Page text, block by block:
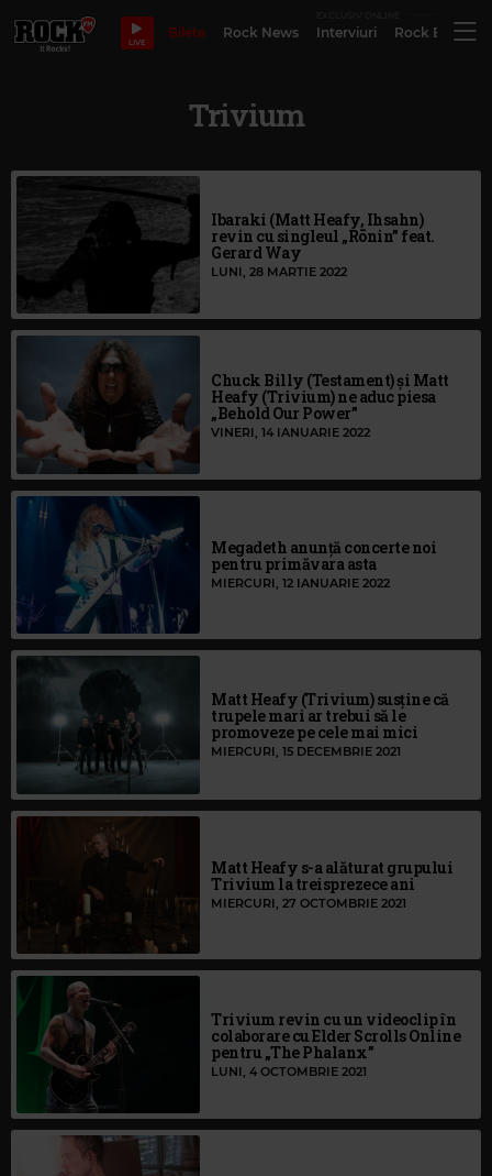
LIVE
Bilete Rock News Interviuri Rock
Trivium
Ibaraki (Matt Heafy, Ihsahn)
revin cu singleul „Rōnin” feat.
Gerard Way
LUNI, 28 MARTIE 2022
Chuck Billy (Testament) și Matt
Heafy (Trivium) ne aduc piesa
„Behold Our Power”
VINERI, 14 IANUARIE 2022
Megadeth anunță concerte noi
pentru primăvara asta
MIERCURI, 12 IANUARIE 2022
Matt Heafy (Trivium) susține că
trupele mari ar trebui să le
promoveze pe cele mai mici
MIERCURI, 15 DECEMBRIE 2021
Matt Heafy s-a alăturat grupului
Trivium la treisprezece ani
MIERCURI, 27 OCTOMBRIE 2021
Trivium revin cu un videoclip în
colaborare cu Elder Scrolls Online
pentru „The Phalanx”
LUNI, 4 OCTOMBRIE 2021